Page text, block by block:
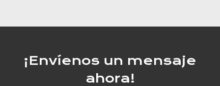
la tecn...
¡Envíenos un mensaje
ahora!